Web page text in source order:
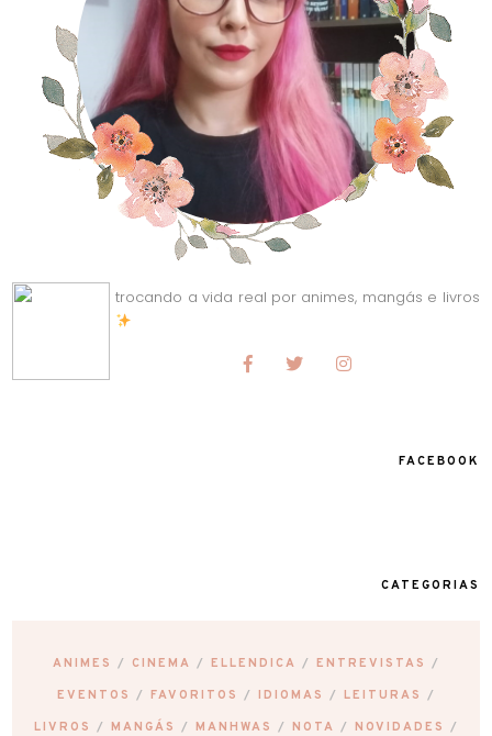
trocando a vida real por animes, mangás e livros
FACEBOOK
CATEGORIAS
ANIMES CINEMA ELLENDICA ENTREVISTAS
EVENTOS FAVORITOS IDIOMAS LEITURAS
LIVROS MANGÁS MANHWAS NOTA NOVIDADES